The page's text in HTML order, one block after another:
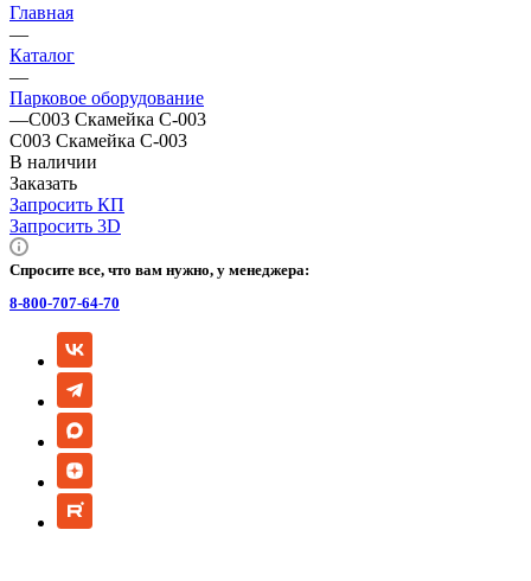
Главная
—
Каталог
—
Парковое оборудование
—С003 Скамейка С-003
С003 Скамейка С-003
В наличии
Заказать
Запросить КП
Запросить 3D
Спросите все, что вам нужно, у менеджера:
8-800-707-64-70